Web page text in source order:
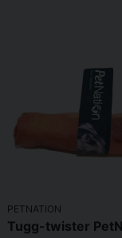
PETNATION